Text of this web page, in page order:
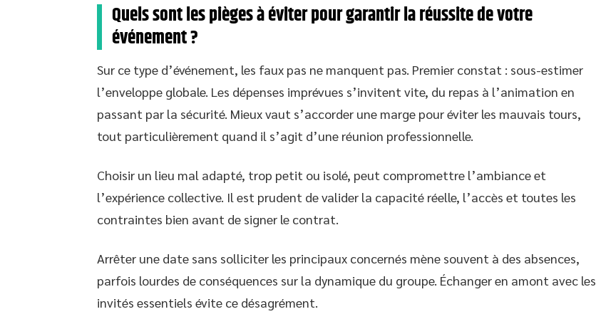
Quels sont les pièges à éviter pour garantir la réussite de votre
événement ?
Sur ce type d’événement, les faux pas ne manquent pas. Premier constat : sous-estimer
l’enveloppe globale. Les dépenses imprévues s’invitent vite, du repas à l’animation en
passant par la sécurité. Mieux vaut s’accorder une marge pour éviter les mauvais tours,
tout particulièrement quand il s’agit d’une réunion professionnelle.
Choisir un lieu mal adapté, trop petit ou isolé, peut compromettre l’ambiance et
l’expérience collective. Il est prudent de valider la capacité réelle, l’accès et toutes les
contraintes bien avant de signer le contrat.
Arrêter une date sans solliciter les principaux concernés mène souvent à des absences,
parfois lourdes de conséquences sur la dynamique du groupe. Échanger en amont avec les
invités essentiels évite ce désagrément.